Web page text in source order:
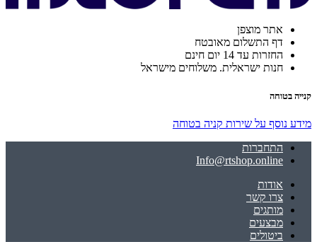
אתר מוצפן
דף התשלום מאובטח
החזרות עד 14 יום חינם
חנות ישראלית. משלוחים מישראל
קנייה בטוחה
מידע נוסף על שירות קניה בטוחה
התחברות
Info@rtshop.online
אודות
צרו קשר
מותגים
מבצעים
ביטולים